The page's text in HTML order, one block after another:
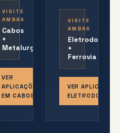
VISITE
AMBAS
Cabos
+
Metalurgia
VER
APLICAÇÕES
EM CABOS
VISITE
AMBAS
+
Ferrovia
VER